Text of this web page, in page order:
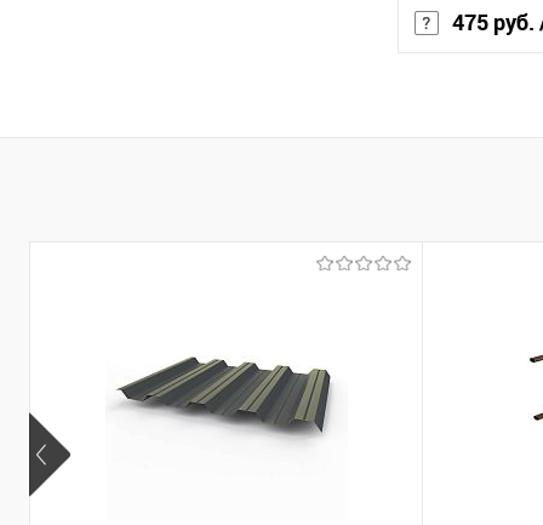
8017 475 руб.
Основа